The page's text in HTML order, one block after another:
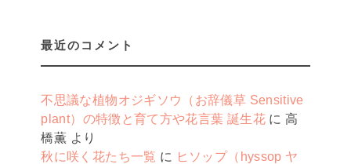
最近のコメント
不思議な植物オジギソウ（お辞儀草 Sensitive
plant）の特徴と育て方や花言葉 誕生花に高
橋薫 より
秋に咲く花たち一覧 に ヒソップ（hyssop ヤ